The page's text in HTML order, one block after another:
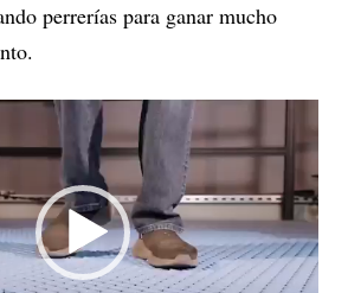
perrerías para ganar mucho